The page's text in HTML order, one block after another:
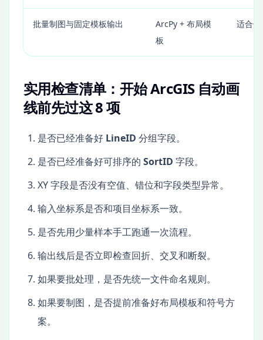
批量制图与固定模板输出
ArcPy + 布局模
板
适合
实用检查清单：开始 ArcGIS 自动画
线前先过这 8 项
是否已经准备好 LineID 分组字段。
是否已经准备好可排序的 SortID 字段。
XY 字段是否没有空值、错位和字段类型异常。
输入坐标系是否和项目坐标系一致。
是否先用少量样本手工跑通一次流程。
输出线后是否立即检查回折、交叉和断裂。
如果要批处理，是否先统一文件命名规则。
如果要制图，是否提前准备好布局模板和符号方
案。